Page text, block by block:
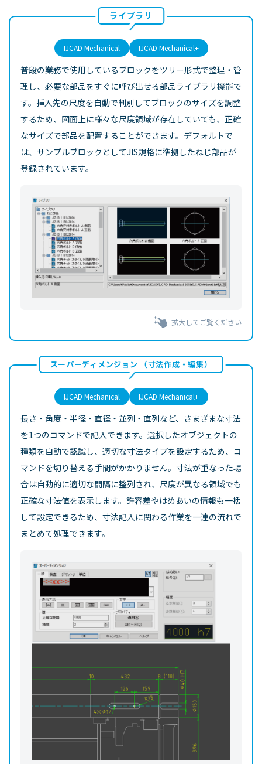
ライブラリ
IJCAD Mechanical IJCAD Mechanical+
普段の業務で使用しているブロックをツリー形式で整理・管
理し、必要な部品をすぐに呼び出せる部品ライブラリ機能で
す。挿入先の尺度を自動で判別してブロックのサイズを調整
するため、図面上に様々な尺度領域が存在していても、正確
なサイズで部品を配置することができます。デフォルトで
は、サンプルブロックとしてJIS規格に準拠したねじ部品が
登録されています。
拡大してご覧ください
スーパーディメンジョン （寸法作成・編集）
IJCAD Mechanical IJCAD Mechanical+
長さ・角度・半径・直径・並列・直列など、さまざまな寸法
を1つのコマンドで記入できます。選択したオブジェクトの
種類を自動で認識し、適切な寸法タイプを設定するため、コ
マンドを切り替える手間がかかりません。寸法が重なった場
合は自動的に適切な間隔に整列され、尺度が異なる領域でも
正確な寸法値を表示します。許容差やはめあいの情報も一括
して設定できるため、寸法記入に関わる作業を一連の流れで
まとめて処理できます。